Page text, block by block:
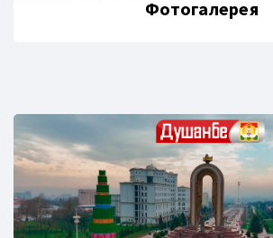
Фотогалерея